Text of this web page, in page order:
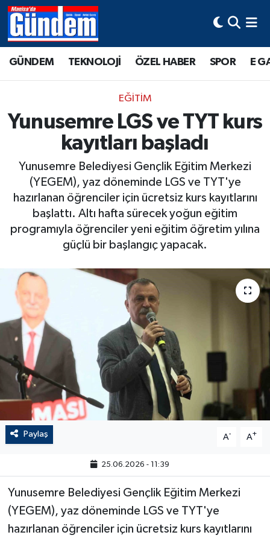
GÜNDEM TEKNOLOJİ ÖZEL HABER SPOR E
EĞİTİM
Yunusemre LGS ve TYT kurs
kayıtları başladı
Yunusemre Belediyesi Gençlik Eğitim Merkezi
(YEGEM), yaz döneminde LGS ve TYT'ye
hazırlanan öğrenciler için ücretsiz kurs kayıtlarını
başlattı. Altı hafta sürecek yoğun eğitim
programıyla öğrenciler yeni eğitim öğretim yılına
güçlü bir başlangıç yapacak.
Paylaş A- A+
25.06.2026 - 11:39
Yunusemre Belediyesi Gençlik Eğitim Merkezi
(YEGEM), yaz döneminde LGS ve TYT'ye
hazırlanan öğrenciler için ücretsiz kurs kayıtlarını
Manisa Hava Durumu
Tüm Manşetler
Son Dakika Haberleri
Haber Arşivi